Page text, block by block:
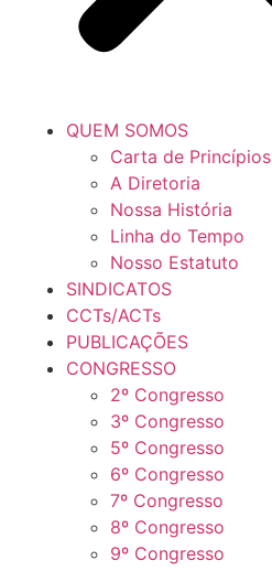
QUEM SOMOS
Carta de Princípios
A Diretoria
Nossa História
Linha do Tempo
Nosso Estatuto
SINDICATOS
CCTs/ACTs
PUBLICAÇÕES
CONGRESSO
2º Congresso
3º Congresso
5º Congresso
6º Congresso
7º Congresso
8º Congresso
9º Congresso